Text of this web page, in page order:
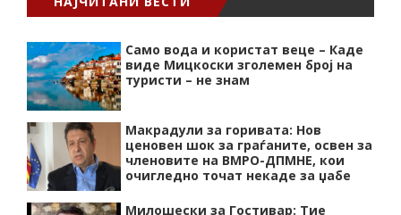
Само вода и користат веце – Каде
виде Мицкоски зголемен број на
туристи – не знам
Макрадули за горивата: Нов
ценовен шок за граѓаните, освен за
членовите на ВМРО-ДПМНЕ, кои
очигледно точат некаде за џабе
Милошески за Гостивар: Тие